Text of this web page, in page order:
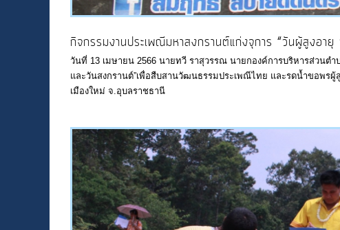
กิจกรรมงานประเพณีมหาสงกรานต์แก่งจุการ “วันผู้สูงอา
วันที่ 13 เมษายน 2566 นายทวี ราสุวรรณ นายกองค์การบริหารส่วนต
และวันสงกรานต์”เพื่อสืบสานวัฒนธรรมประเพณีไทย และรดน้ำขอพร
เมืองใหม่ จ.อุบลราชธานี